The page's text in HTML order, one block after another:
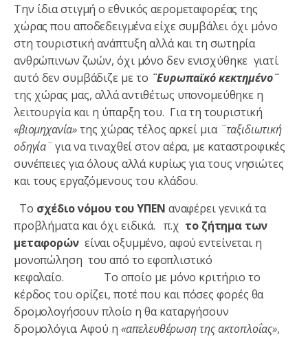
Την ίδια στιγμή ο εθνικός αερομεταφορέας της
χώρας που αποδεδειγμένα είχε συμβάλει όχι μόνο
στη τουριστική ανάπτυξη αλλά και τη σωτηρία
ανθρώπινων ζωών, όχι μόνο δεν ενισχύθηκε γιατί
αυτό δεν συμβάδιζε με το ¨Ευρωπαϊκό κεκτημένο¨
της χώρας μας, αλλά αντιθέτως υπονομεύθηκε η
λειτουργία και η ύπαρξη του. Για τη τουριστική
«βιομηχανία»της χώρας τέλος αρκεί μια ¨ταξιδιωτική
οδηγία¨ για να τιναχθεί στον αέρα, με καταστροφικές
συνέπειες για όλους αλλά κυρίως για τους νησιώτες
και τους εργαζόμενους του κλάδου.
Το σχέδιο νόμου του ΥΠΕΝ αναφέρει γενικά τα
προβλήματα και όχι ειδικά. π.χ το ζήτημα των
μεταφορώνείναι οξυμμένο, αφού εντείνεται η
μονοπώληση του από το εφοπλιστικό
κεφαλαίο. Το οποίο με μόνο κριτήριο το
κέρδος του ορίζει, ποτέ που και πόσες φορές θα
δρομολογήσουν πλοίο η θα καταργήσουν
δρομολόγια. Αφού η «απελευθέρωση της ακτοπλοΐας»,